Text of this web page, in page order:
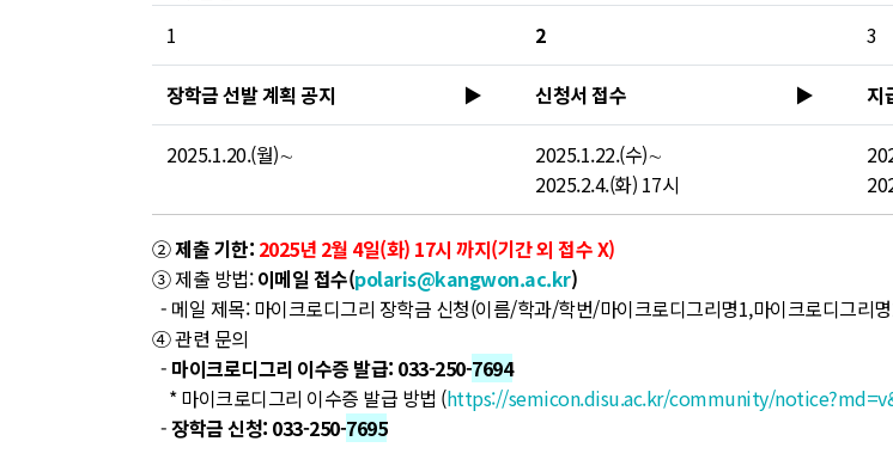
1
2 3
장학금 선발 계획 공지 ▶ 신청서 접수 ▶ 지
2025.1.20.(월)∼
2025.1.22.(수)∼
2025.2.4.(화) 17시
②제출 기한: 2025년 2월 4일(화) 17시 까지(기간 외 접수 X)
③ 제출 방법:이메일 접수(polaris@kangwon.ac.kr)
- 메일 제목: 마이크로디그리 장학금 신청(이름/학과/학번/마이크로디그리명1,마이크로디그리
④ 관련 문의
- 마이크로디그리 이수증 발급: 033-250-7694
* 마이크로디그리 이수증 발급 방법 (https://semicon.disu.ac.kr/community/
-장학금 신청: 033-250-7695